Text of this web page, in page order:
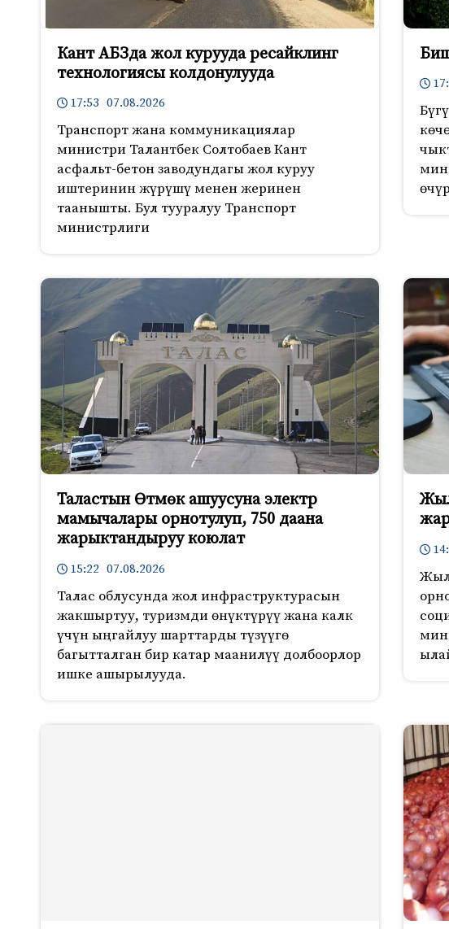
Кант АБЗда жол курууда ресайклинг
технологиясы колдонулууда
17:53 07.08.2026
Транспорт жана коммуникациялар
министри Талантбек Солтобаев Кант
асфальт-бетон заводундагы жол куруу
иштеринин жүрүшү менен жеринен
таанышты. Бул тууралуу Транспорт
министрлиги
Таластын Өтмөк ашуусуна электр
мамычалары орнотулуп, 750 даана
жарыктандыруу коюлат
15:22 07.08.2026
Талас облусунда жол инфраструктурасын
жакшыртуу, туризмди өнүктүрүү жана калк
үчүн ыңгайлуу шарттарды түзүүгө
багытталган бир катар маанилүү долбоорлор
ишке ашырылууда.
Жыл